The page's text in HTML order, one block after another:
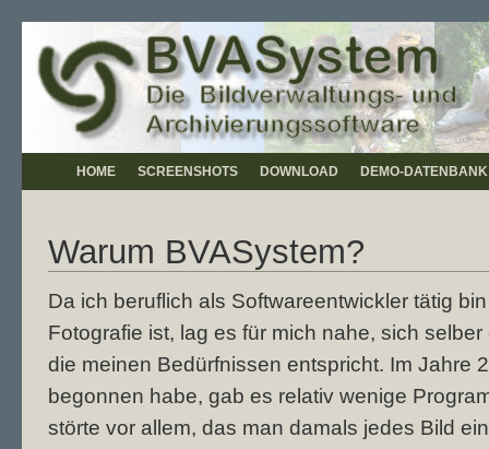
HOME SCREENSHOTS DOWNLOAD DEMO-DATENBANK
Warum BVASystem?
Da ich beruflich als Softwareentwickler tätig
Fotografie ist, lag es für mich nahe, sich
die meinen Bedürfnissen entspricht. Im Jahre
begonnen habe, gab es relativ wenige
störte vor allem, das man damals jedes Bild